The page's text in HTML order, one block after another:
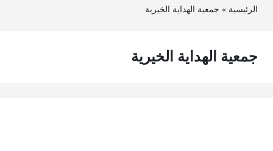
الرئيسية » جمعية الهداية الخيرية
جمعية الهداية الخيرية